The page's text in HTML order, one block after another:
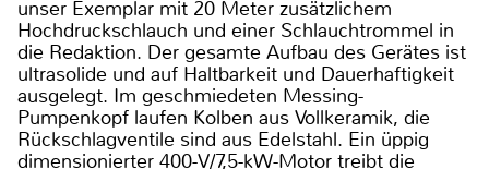
unser Exemplar mit 20 Meter zusätzlichem
Hochdruckschlauch und einer Schlauchtrommel in
die Redaktion. Der gesamte Aufbau des Gerätes ist
ultrasolide und auf Haltbarkeit und Dauerhaftigkeit
ausgelegt. Im geschmiedeten Messing-
Pumpenkopf laufen Kolben aus Vollkeramik, die
Rückschlagventile sind aus Edelstahl. Ein üppig
dimensionierter 400-V/7,5-kW-Motor treibt die